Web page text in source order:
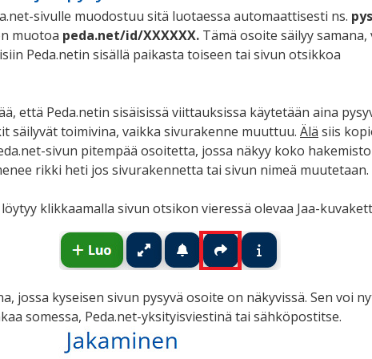
sivulle muodostuu sitä luotaessa automaattisesti ns.
muotoa peda.net/id/XXXXXX. Tämä osoite säilyy samana,
Peda.netin sisällä paikasta toiseen tai sivun otsikkoa
että Peda.netin sisäisissä viittauksissa käytetään aina
säilyvät toimivina, vaikka sivurakenne muuttuu. Älä siis
sivun pitempää osoitetta, jossa näkyy koko
rikki heti jos sivurakennetta tai sivun nimeä muutetaan.
klikkaamalla sivun otsikon vieressä olevaa Jaa-
jossa kyseisen sivun pysyvä osoite on näkyvissä. Sen voi
somessa, Peda.net-yksityisviestinä tai sähköpostitse.